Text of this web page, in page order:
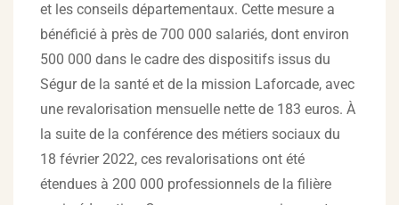
et les conseils départementaux. Cette mesure a
bénéficié à près de 700 000 salariés, dont environ
500 000 dans le cadre des dispositifs issus du
Ségur de la santé et de la mission Laforcade, avec
une revalorisation mensuelle nette de 183 euros. À
la suite de la conférence des métiers sociaux du
18 février 2022, ces revalorisations ont été
étendues à 200 000 professionnels de la filière